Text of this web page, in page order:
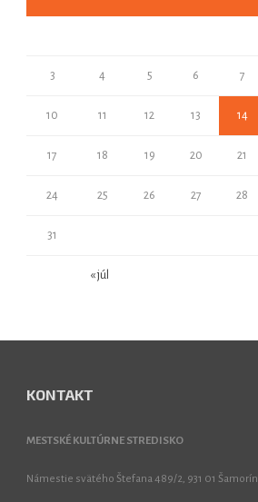
3 4 5 6 7
10 11 12 13 14
17 18 19 20 21
24 25 26 27 28
31
« júl
KONTAKT
MESTSKÉ KULTÚRNE STREDISKO
Námestie svätého Štefana 489/2, 931 01 Šamorín